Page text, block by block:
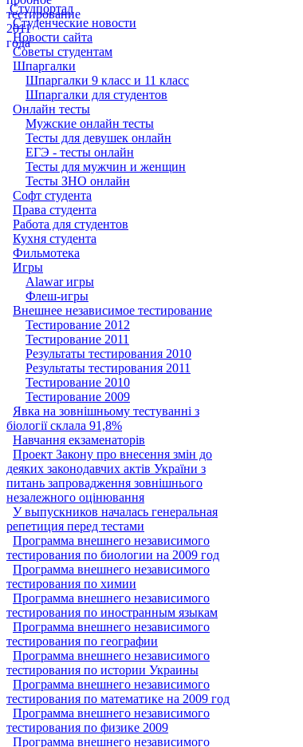
Студпортал
Студенческие новости
Новости сайта
Советы студентам
Шпаргалки
Шпаргалки 9 класс и 11 класс
Шпаргалки для студентов
Онлайн тесты
Мужские онлайн тесты
Тесты для девушек онлайн
ЕГЭ - тесты онлайн
Тесты для мужчин и женщин
Тесты ЗНО онлайн
Софт студента
Права студента
Работа для студентов
Кухня студента
Фильмотека
Игры
Alawar игры
Флеш-игры
Внешнее независимое тестирование
Тестирование 2012
Тестирование 2011
Результаты тестирования 2010
Результаты тестирования 2011
Тестирование 2010
Тестирование 2009
Явка на зовнішньому тестуванні з
біології склала 91,8%
Навчання екзаменаторів
Проект Закону про внесення змін до
деяких законодавчих актів України з
питань запровадження зовнішнього
незалежного оцінювання
У выпускников началась генеральная
репетиция перед тестами
Программа внешнего независимого
тестирования по биологии на 2009 год
Программа внешнего независимого
тестирования по химии
Программа внешнего независимого
тестирования по иностранным языкам
Программа внешнего независимого
тестирования по географии
Программа внешнего независимого
тестирования по истории Украины
Программа внешнего независимого
тестирования по математике на 2009 год
Программа внешнего независимого
тестирования по физике 2009
Программа внешнего независимого